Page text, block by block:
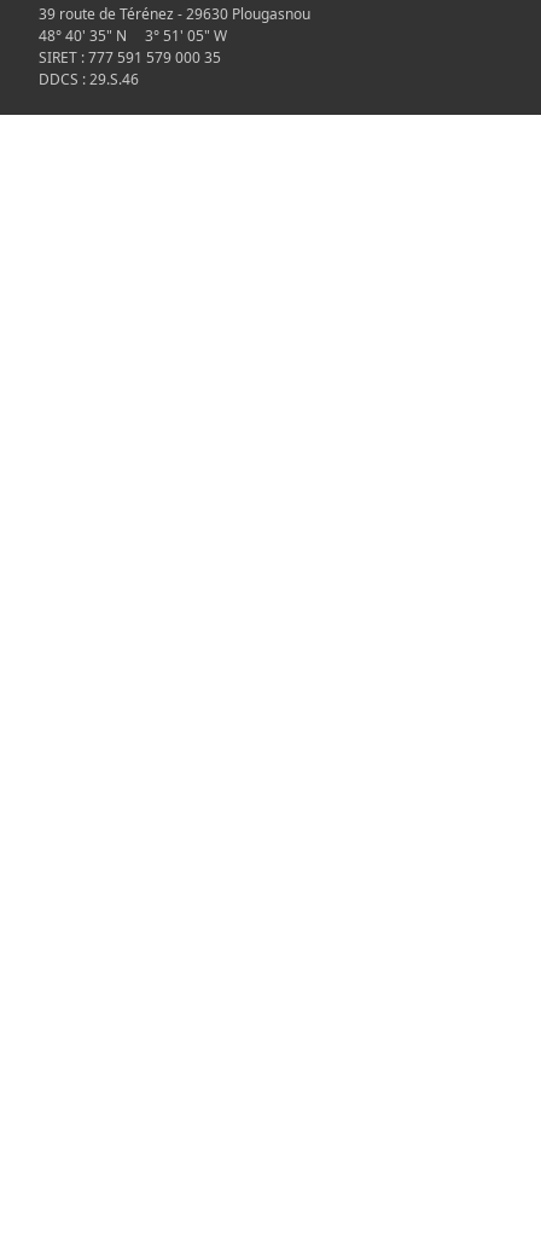
39 route de Térénez - 29630 Plougasnou
48° 40' 35" N 3° 51' 05" W
SIRET : 777 591 579 000 35
DDCS : 29.S.46